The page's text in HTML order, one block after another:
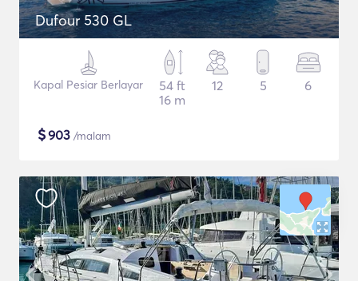
Dufour 530 GL
Kapal Pesiar Berlayar
54 ft
16 m
12 5 6
$903 /malam